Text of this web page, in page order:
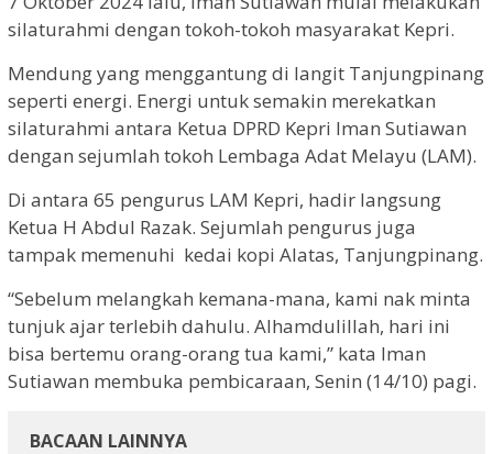
silaturahmi dengan tokoh-tokoh masyarakat Kepri.
Mendung yang menggantung di langit Tanjungpinang
seperti energi. Energi untuk semakin merekatkan
silaturahmi antara Ketua DPRD Kepri Iman Sutiawan
dengan sejumlah tokoh Lembaga Adat Melayu (LAM).
Di antara 65 pengurus LAM Kepri, hadir langsung
Ketua H Abdul Razak. Sejumlah pengurus juga
tampak memenuhi kedai kopi Alatas, Tanjungpinang.
“Sebelum melangkah kemana-mana, kami nak minta
tunjuk ajar terlebih dahulu. Alhamdulillah, hari ini
bisa bertemu orang-orang tua kami,” kata Iman
Sutiawan membuka pembicaraan, Senin (14/10) pagi.
BACAAN LAINNYA